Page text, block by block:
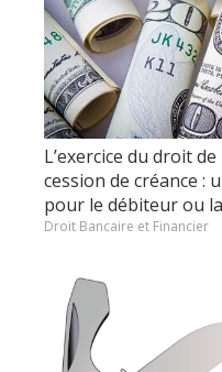
L’exercice du droit
cession de créance :
pour le débiteur ou
Droit Bancaire et Financier